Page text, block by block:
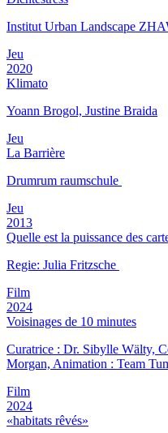
Institut Urban Landscape
Jeu
2020
Klimato
Yoann Brogol, Justine Braida
Jeu
La Barrière
Drumrum raumschule
Jeu
2013
Quelle est la puissance des
Regie: Julia Fritzsche
Film
2024
Voisinages de 10 minutes
Curatrice : Dr. Sibylle Wälty,
Morgan, Animation : Team
Film
2024
«habitats rêvés»